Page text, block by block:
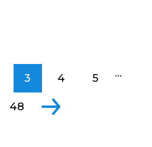
3 4 5 ...
48